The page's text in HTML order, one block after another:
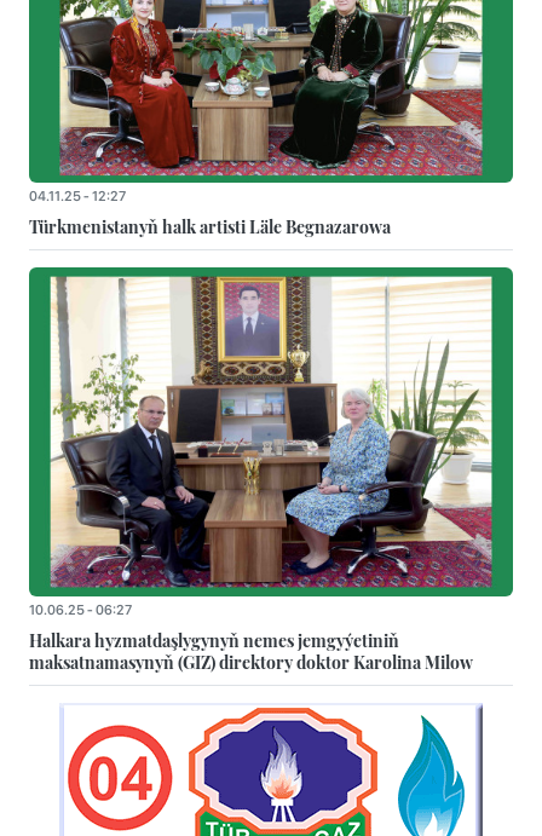
04.11.25 - 12:27
Türkmenistanyň halk artisti Läle Begnazarowa
10.06.25 - 06:27
Halkara hyzmatdaşlygynyň nemes jemgyýetiniň
maksatnamasynyň (GIZ) direktory doktor Karolina Milow